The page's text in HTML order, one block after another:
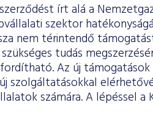
írt alá a
szektor
nem térintendő
tudás
Az új
szolgáltatásokkal
számára. A lépéssel a